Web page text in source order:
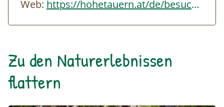
Web:
https://hohetauern.at/de/besuchen/tourenangebote.html#/erlebnisse/SBG/CD837A88-…
Zu den Naturerlebnissen
flattern